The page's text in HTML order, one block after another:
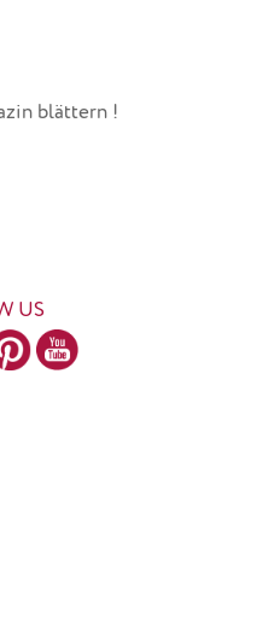
blättern !
US